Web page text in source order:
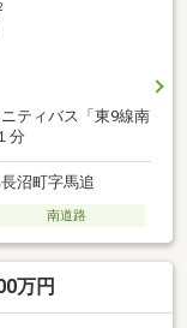
ティバス「東9線南
分
沼町字馬追
南道路
万円